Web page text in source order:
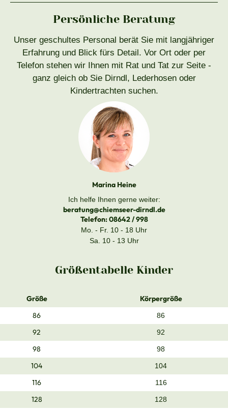
Persönliche Beratung
Unser geschultes Personal berät Sie mit langjähriger
Erfahrung und Blick fürs Detail. Vor Ort oder per
Telefon stehen wir Ihnen mit Rat und Tat zur Seite -
ganz gleich ob Sie Dirndl, Lederhosen oder
Kindertrachten suchen.
Marina Heine
Ich helfe Ihnen gerne weiter:
beratung@chiemseer-dirndl.de
Telefon:08642 / 998
Mo. - Fr. 10 - 18 Uhr
Sa. 10 - 13 Uhr
Größentabelle Kinder
Größe
Körpergröße
86
86
92 92
98 98
104 104
116 116
128 128